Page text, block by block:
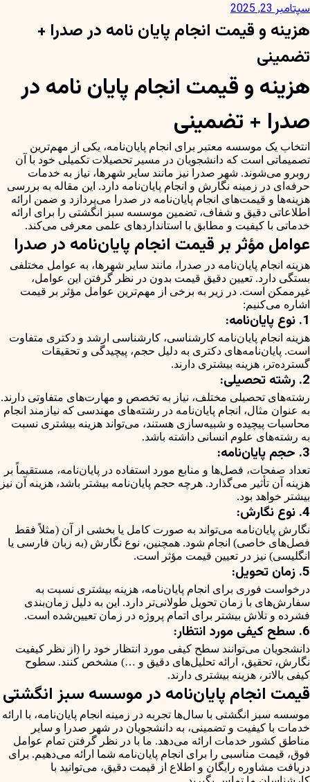
سپتامبر 23, 2025
هزینه و قیمت انجام پایان نامه در صدرا +
تضمینی
هزینه و قیمت انجام پایان نامه در
صدرا + تضمینی
انتخاب یک موسسه معتبر برای انجام پایان‌نامه، یکی از مهم‌ترین
تصمیماتی است که دانشجویان در مسیر تحصیلات تکمیلی خود با آن
روبرو می‌شوند. شهر صدرا نیز مانند سایر شهرها، نیاز به خدمات
حرفه‌ای در زمینه نگارش و انجام پایان‌نامه دارد. این مقاله به بررسی
هزینه‌ها و قیمت‌های انجام پایان‌نامه در صدرا می‌پردازد و ضمن ارائه
اطلاعاتی دقیق و شفاف، تضمین موسسه سبز انگشتی را برای ارائه
خدماتی با کیفیت و مطابق با استانداردهای علمی معرفی می‌کند.
عوامل مؤثر بر قیمت انجام پایان‌نامه در صدرا
هزینه انجام پایان‌نامه در صدرا، مانند سایر شهرها، به عوامل مختلفی
بستگی دارد. تعیین دقیق قیمت بدون در نظر گرفتن این عوامل،
غیرممکن است. در زیر به برخی از مهم‌ترین عوامل مؤثر بر قیمت
اشاره می‌کنیم:
1. نوع پایان‌نامه:
هزینه انجام پایان‌نامه کارشناسی، کارشناسی ارشد و دکتری متفاوت
است. پایان‌نامه‌های دکتری به دلیل حجم، پیچیدگی و تحقیقات
گسترده‌تر، هزینه بیشتری دارند.
2. رشته تحصیلی:
رشته‌های تحصیلی مختلف، نیاز به تخصص و مهارت‌های متفاوتی دارند.
به عنوان مثال، انجام پایان‌نامه در رشته‌های مهندسی که نیازمند انجام
محاسبات پیچیده و شبیه‌سازی هستند، می‌تواند هزینه بیشتری نسبت
به رشته‌های علوم انسانی داشته باشد.
3. حجم پایان‌نامه:
تعداد صفحات، فصل‌ها و منابع مورد استفاده در پایان‌نامه، مستقیماً بر
هزینه آن تأثیر می‌گذارد. هرچه حجم پایان‌نامه بیشتر باشد، هزینه آن نیز
بیشتر خواهد بود.
4. نوع نگارش:
نگارش پایان‌نامه می‌تواند به صورت کامل یا بخشی از آن (مثلاً فقط
فصل‌های خاصی) انجام شود. همچنین، نوع نگارش (به زبان فارسی یا
انگلیسی) نیز در تعیین قیمت مؤثر است.
5. زمان تحویل:
درخواست فوری برای انجام پایان‌نامه، هزینه بیشتری نسبت به
سفارش‌های با زمان تحویل طولانی‌تر دارد. این به دلیل زمان‌بندی
فشرده و تلاش بیشتر برای اتمام پروژه در زمان تعیین‌شده است.
6. سطح کیفی مورد انتظار:
دانشجویان می‌توانند سطح کیفی مورد انتظار خود را (از نظر کیفیت
نگارش، تحقیق، ارائه تحلیل‌های دقیق و …) مشخص کنند. سطوح
کیفی بالاتر، هزینه بیشتری دارند.
قیمت انجام پایان‌نامه در موسسه سبز انگشتی
موسسه سبز انگشتی با سال‌ها تجربه در زمینه انجام پایان‌نامه، با ارائه
خدمات با کیفیت و تضمینی، به دانشجویان در شهر صدرا و سایر
مناطق کشور خدمات ارائه می‌دهد. ما با در نظر گرفتن تمام عوامل
فوق، قیمت مناسبی را برای انجام پایان‌نامه شما ارائه می‌دهیم. برای
دریافت مشاوره رایگان و اطلاع از قیمت دقیق، می‌توانید با